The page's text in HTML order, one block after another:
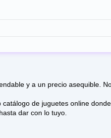
y a un precio asequible.
dar con lo tuyo.